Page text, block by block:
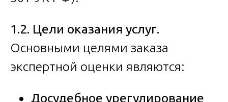
1.2. Цели оказания услуг.
Основными целями заказа
экспертной оценки являются:
Досудебное урегулирование